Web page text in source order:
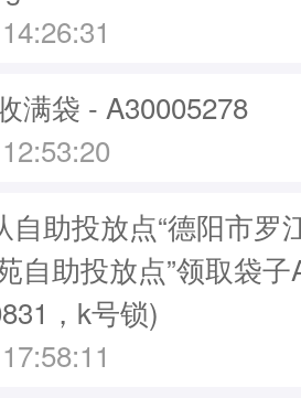
满袋 - A30005278
自助投放点“德阳市罗
自助投放点”领取袋子
，k号锁)